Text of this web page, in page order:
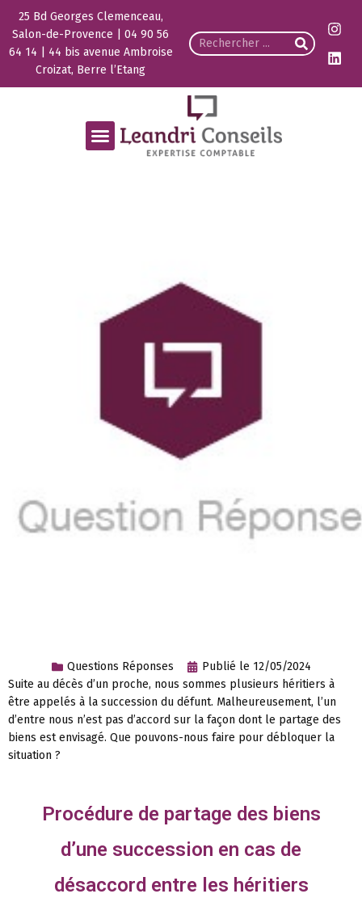
25 Bd Georges Clemenceau,
Salon-de-Provence | 04 90 56
64 14 | 44 bis avenue Ambroise
Croizat, Berre l’Etang
Questions Réponses Publié le 12/05/2024
Suite au décès d’un proche, nous sommes plusieurs héritiers à
être appelés à la succession du défunt. Malheureusement, l’un
d’entre nous n’est pas d’accord sur la façon dont le partage des
biens est envisagé. Que pouvons-nous faire pour débloquer la
situation ?
Procédure de partage des biens
d’une succession en cas de
désaccord entre les héritiers